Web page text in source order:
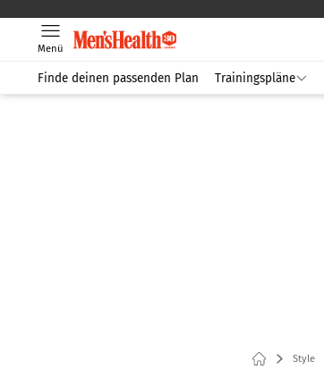
Menü
Finde deinen passenden Plan Trainingspläne
Style